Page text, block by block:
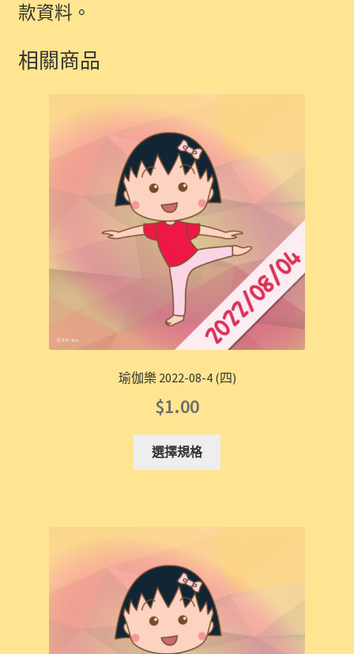
款資料。
相關商品
瑜伽樂 2022-08-4 (四)
$1.00
選擇規格